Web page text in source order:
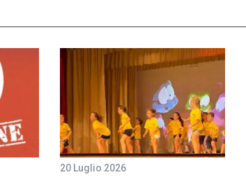
20 Luglio 2026